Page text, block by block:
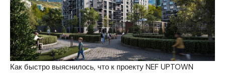
Как быстро выяснилось, что к проекту NEF UPTOWN